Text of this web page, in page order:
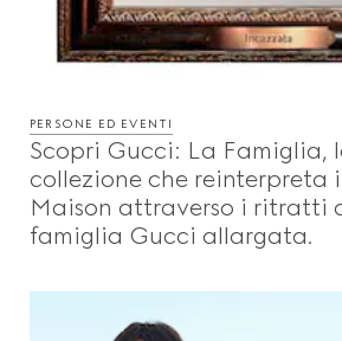
PERSONE ED EVENTI
Scopri Gucci: La Famiglia,
collezione che reinterpreta
Maison attraverso i ritratti
famiglia Gucci allargata.